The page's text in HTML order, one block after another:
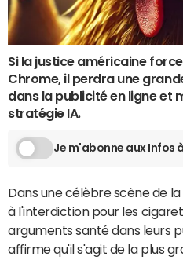
Si la justice américaine
Chrome, il perdra une
dans la publicité en ligne et
stratégie IA.
Je m'abonne aux Infos
Dans une célèbre scène de
à l'interdiction pour les
arguments santé dans leurs
affirme qu'il s'agit de la plus